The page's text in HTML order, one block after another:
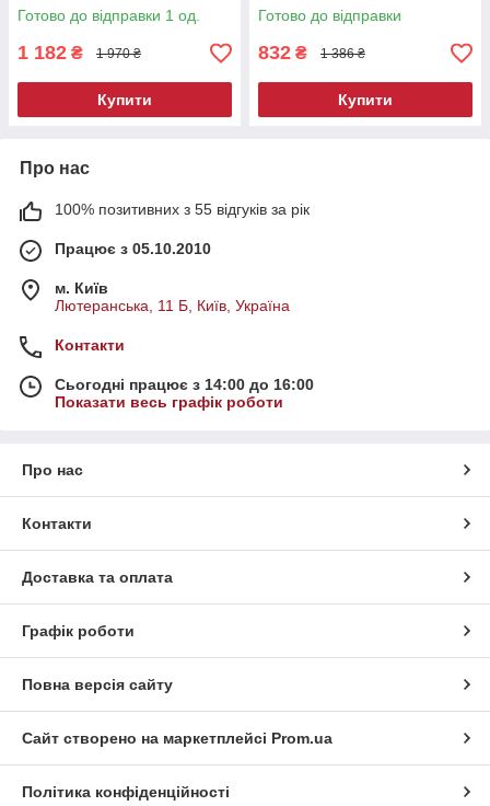
Готово до відправки 1 од.
1 182 ₴ 1 970 ₴
Купити
Готово до відправки
832 ₴ 1 386 ₴
Купити
Про нас
100% позитивних з 55 відгуків за рік
Працює з 05.10.2010
м. Київ
Лютеранська, 11 Б, Київ, Україна
Контакти
Сьогодні працює з 14:00 до 16:00
Показати весь графік роботи
Про нас
Контакти
Доставка та оплата
Графік роботи
Повна версія сайту
Сайт створено на маркетплейсі Prom.ua
Політика конфіденційності